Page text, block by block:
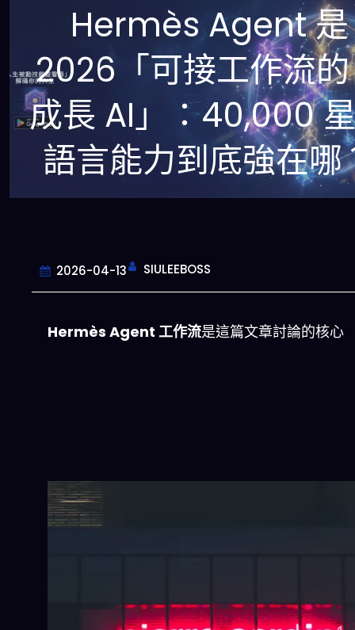
Hermès Agent 是
2026「可接工作流
成長 AI」：40,000
語言能力到底強在哪
2026-04-13 SIULEEBOSS
Hermès Agent 工作流是這篇文章討論的核心